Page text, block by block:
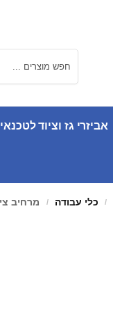
אביזרי גז וציוד
/ כלי עבודה / מרחיב